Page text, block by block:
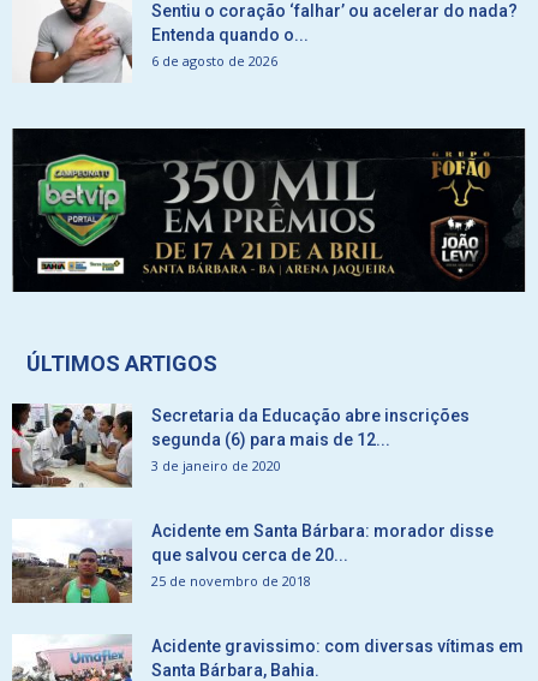
Sentiu o coração ‘falhar’ ou acelerar do nada?
Entenda quando o...
6 de agosto de 2026
ÚLTIMOS ARTIGOS
Secretaria da Educação abre inscrições
segunda (6) para mais de 12...
3 de janeiro de 2020
Acidente em Santa Bárbara: morador disse
que salvou cerca de 20...
25 de novembro de 2018
Acidente gravissimo: com diversas vítimas em
Santa Bárbara, Bahia.